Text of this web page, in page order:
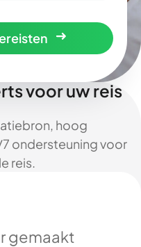
voor uw reis
hoog
ondersteuning voor
reis.
gemaakt